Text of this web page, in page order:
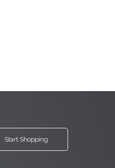
Start Shopping